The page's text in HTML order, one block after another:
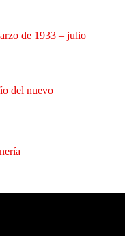
de 1933 – julio
del nuevo